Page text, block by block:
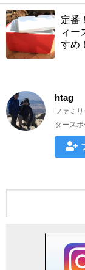
定番
ィー
すめ！
htag
ファミ
タース